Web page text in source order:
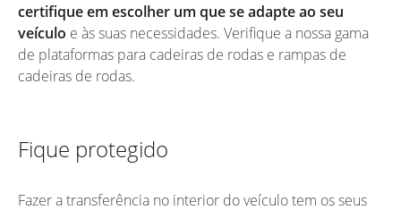
certifique em escolher um que se adapte ao seu
veículo e às suas necessidades. Verifique a nossa gama
de plataformas para cadeiras de rodas e rampas de
cadeiras de rodas.
Fique protegido
Fazer a transferência no interior do veículo tem os seus